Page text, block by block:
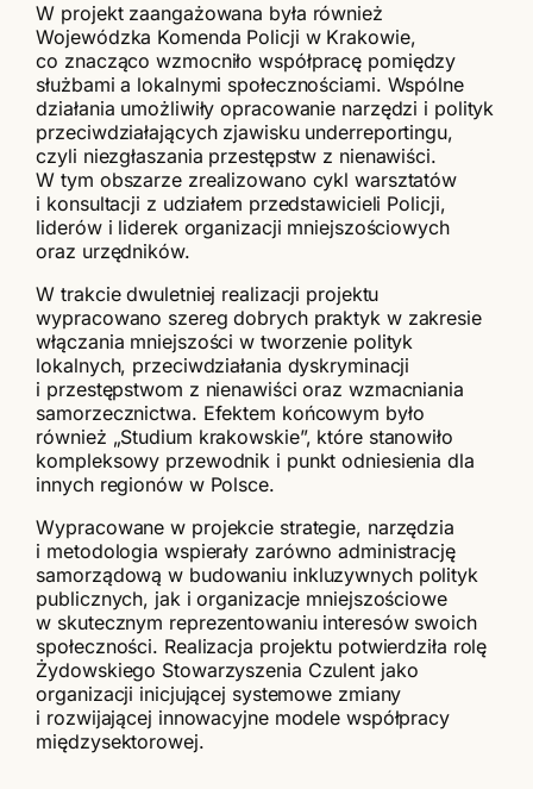
W projekt zaangażowana była również
Wojewódzka Komenda Policji w Krakowie,
co znacząco wzmocniło współpracę pomiędzy
służbami a lokalnymi społecznościami. Wspólne
działania umożliwiły opracowanie narzędzi i polityk
przeciwdziałających zjawisku underreportingu,
czyli niezgłaszania przestępstw z nienawiści.
W tym obszarze zrealizowano cykl warsztatów
i konsultacji z udziałem przedstawicieli Policji,
liderów i liderek organizacji mniejszościowych
oraz urzędników.
W trakcie dwuletniej realizacji projektu
wypracowano szereg dobrych praktyk w zakresie
włączania mniejszości w tworzenie polityk
lokalnych, przeciwdziałania dyskryminacji
i przestępstwom z nienawiści oraz wzmacniania
samorzecznictwa. Efektem końcowym było
również „Studium krakowskie”, które stanowiło
kompleksowy przewodnik i punkt odniesienia dla
innych regionów w Polsce.
Wypracowane w projekcie strategie, narzędzia
i metodologia wspierały zarówno administrację
samorządową w budowaniu inkluzywnych polityk
publicznych, jak i organizacje mniejszościowe
w skutecznym reprezentowaniu interesów swoich
społeczności. Realizacja projektu potwierdziła rolę
Żydowskiego Stowarzyszenia Czulent jako
organizacji inicjującej systemowe zmiany
i rozwijającej innowacyjne modele współpracy
międzysektorowej.